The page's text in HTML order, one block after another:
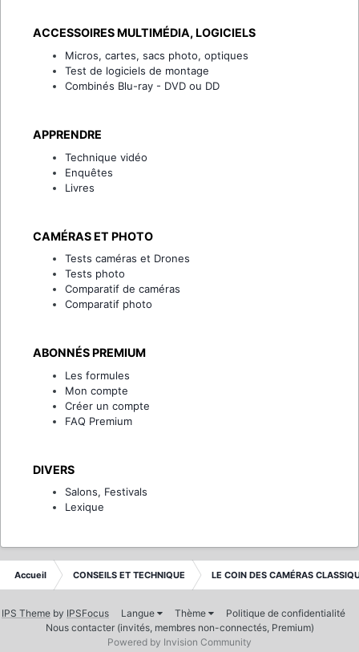
ACCESSOIRES MULTIMÉDIA, LOGICIELS
Micros, cartes, sacs photo, optiques
Test de logiciels de montage
Combinés Blu-ray - DVD ou DD
APPRENDRE
Technique vidéo
Enquêtes
Livres
CAMÉRAS ET PHOTO
Tests caméras et Drones
Tests photo
Comparatif de caméras
Comparatif photo
ABONNÉS PREMIUM
Les formules
Mon compte
Créer un compte
FAQ Premium
DIVERS
Salons, Festivals
Lexique
Accueil CONSEILS ET TECHNIQUE LE COIN DES CAMÉRAS
IPS Theme by IPSFocus Langue Thème
Politique de confidentialité
Nous contacter (invités, membres non-connectés, Premium)
Powered by Invision Community